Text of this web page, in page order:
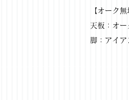
【オーク無
天板：オー
脚：アイア